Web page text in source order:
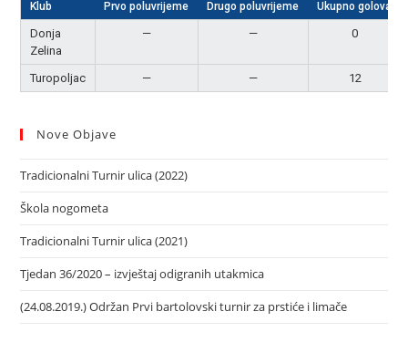
Klub Prvo poluvrijeme Drugo poluvrijeme Ukupno golova
Donja
Zelina
— — 0
Turopoljac — — 12
Nove Objave
Tradicionalni Turnir ulica (2022)
Škola nogometa
Tradicionalni Turnir ulica (2021)
Tjedan 36/2020 – izvještaj odigranih utakmica
(24.08.2019.) Održan Prvi bartolovski turnir za prstiće i limače